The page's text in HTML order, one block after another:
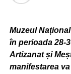
Muzeul
în perioada 28-
Artizanat și
manifestarea